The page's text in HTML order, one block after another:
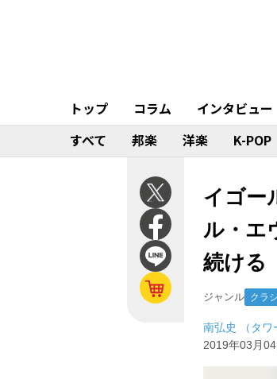
トップ コラム インタビュー
すべて
邦楽 洋楽 K-POP
イゴー
ル・エ
続ける
ジャンル クラ
南弘史 （タワ
2019年03月04